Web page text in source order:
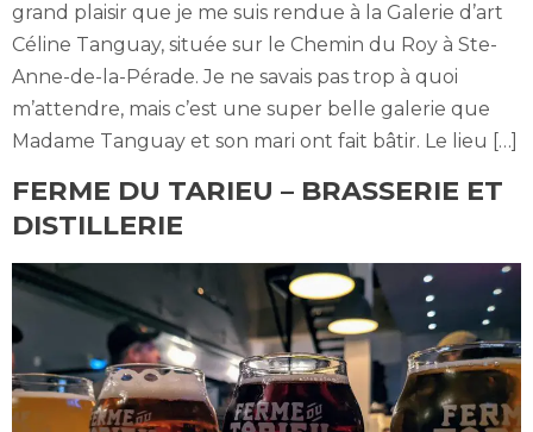
grand plaisir que je me suis rendue à la Galerie d’art
Céline Tanguay, située sur le Chemin du Roy à Ste-
Anne-de-la-Pérade. Je ne savais pas trop à quoi
m’attendre, mais c’est une super belle galerie que
Madame Tanguay et son mari ont fait bâtir. Le lieu […]
FERME DU TARIEU – BRASSERIE ET
DISTILLERIE